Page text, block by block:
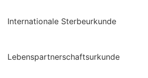
Internationale Sterbeurkunde
Lebenspartnerschaftsurkunde